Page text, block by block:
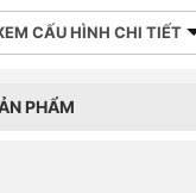
CẤU HÌNH CHI TIẾT
PHẨM